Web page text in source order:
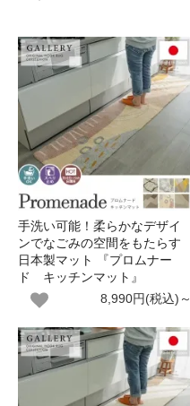
手洗い可能！柔らかなデザイ
ンでなごみの空間をもたらす
日本製マット 『プロムナー
ド キッチンマット』
8,990円(税込)～